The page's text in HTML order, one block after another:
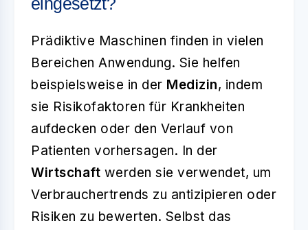
Prädiktive Maschinen finden in vielen
Bereichen Anwendung. Sie helfen
beispielsweise in der Medizin, indem
sie Risikofaktoren für Krankheiten
aufdecken oder den Verlauf von
Patienten vorhersagen. In der
Wirtschaft werden sie verwendet, um
Verbrauchertrends zu antizipieren oder
Risiken zu bewerten. Selbst das